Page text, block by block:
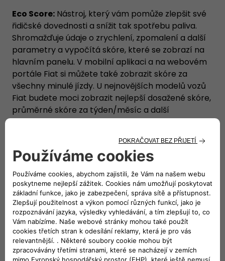
Eco Score: Nástroj, který vám pomůže zlepšit své
řidičské dovednosti a snížit tak spotřebu paliva.
Shromažďuje údaje o zrychlení, zpomalení a další
parametry a vypočítá skóre, které se zobrazí na
hlavním panelu. V mobilní aplikaci a na webovém
portále Fiat si můžete také zobrazit skóre za
všechny minulé jízdy. U nejnovějších modelů vozů
Fiat budete moci zobrazit nejlepší dosažené skóre,
průměrné skóre za týden/měsíc a další
informace, jako je například procento úspory CO2.
MY NAVIGATION
Send & GO:Pokročilá navigační služba, která
podporuje vyhledávání destinace na smartphonu
a následné odeslání výsledku do navigačního